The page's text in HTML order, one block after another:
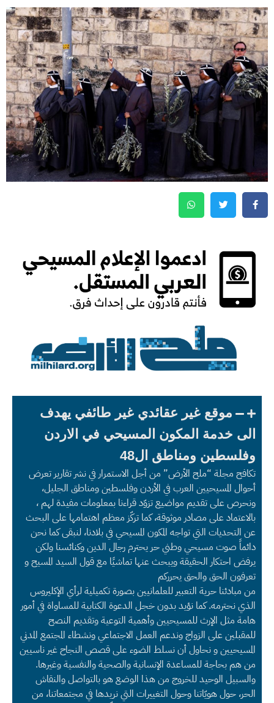
موقع غير عقائدي غير طائفي يهدف
الى خدمة المكون المسيحي في الاردن
وفلسطين ومناطق ال48
تكافح مجلة “ملح الأرض” من أجل الاستمرار في نشر تقارير تعرض
أحوال المسيحيين العرب في الأردن وفلسطين ومناطق الجليل،
ونحرص على تقديم مواضيع تزوّد قراءنا بمعلومات مفيدة لهم ،
بالاعتماد على مصادر موثوقة، كما تركّز معظم اهتمامها على البحث
عن التحديات التي تواجه المكون المسيحي في بلادنا، لنبقى كما نحن
دائماً صوت مسيحي وطني حر يحترم رجال الدين وكنائسنا ولكن
يرفض احتكار الحقيقة ويبحث عنها تماشيًا مع قول السيد المسيح و
تعرفون الحق والحق يحرركم
من مبادئنا حرية التعبير للعلمانيين بصورة تكميلية لرأي الإكليروس
الذي نحترمه. كما نؤيد بدون خجل الدعوة الكتابية للمساواة في أمور
هامة مثل الإرث للمسيحيين وأهمية التوعية وتقديم النصح
للمقبلين على الزواج وندعم العمل الاجتماعي ونشطاء المجتمع المدني
المسيحيين و نحاول أن نسلط الضوء على قصص النجاح غير ناسيين
من هم بحاجة للمساعدة الإنسانية والصحية والنفسية وغيرها.
والسبيل الوحيد للخروج من هذا الوضع هو بالتواصل والنقاش
الحر، حول هويّاتنا وحول التغييرات التي نريدها في مجتمعاتنا، من